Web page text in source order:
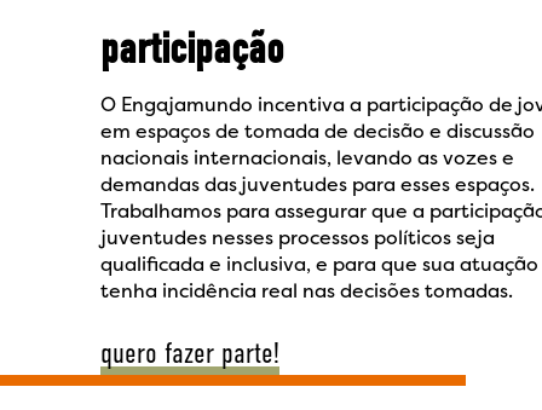
participação
O Engajamundo incentiva a participação de
em espaços de tomada de decisão e discussão
nacionais internacionais, levando as vozes e
demandas das juventudes para esses espaços.
Trabalhamos para assegurar que a
juventudes nesses processos políticos seja
qualificada e inclusiva, e para que sua atuação
tenha incidência real nas decisões tomadas.
quero fazer parte!